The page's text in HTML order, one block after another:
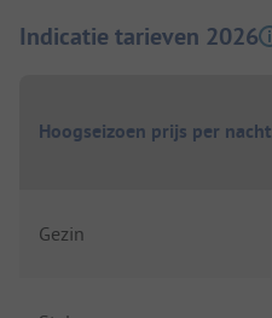
Indicatie tarieven 2026
Hoogseizoen prijs per nacht
Gezin